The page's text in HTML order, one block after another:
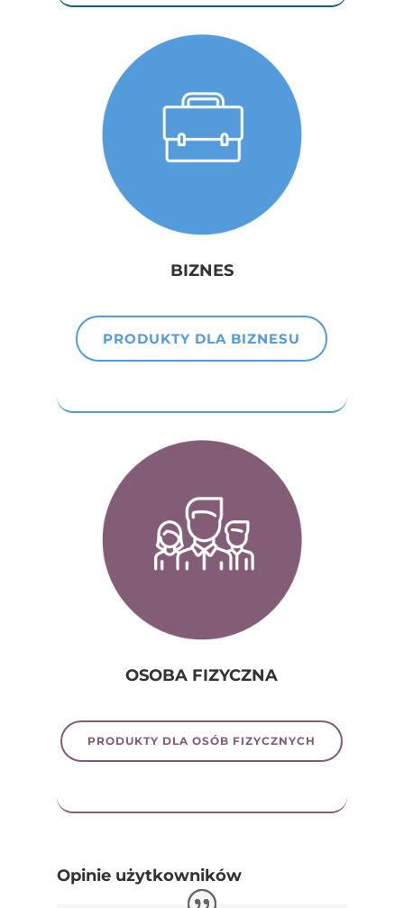
BIZNES
PRODUKTY DLA BIZNESU
OSOBA FIZYCZNA
PRODUKTY DLA OSÓB FIZYCZNYCH
Opinie użytkowników